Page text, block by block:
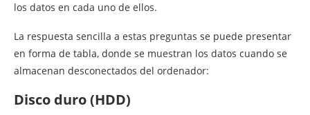
los datos en cada uno de ellos.
La respuesta sencilla a estas preguntas se puede presentar
en forma de tabla, donde se muestran los datos cuando se
almacenan desconectados del ordenador:
Disco duro (HDD)